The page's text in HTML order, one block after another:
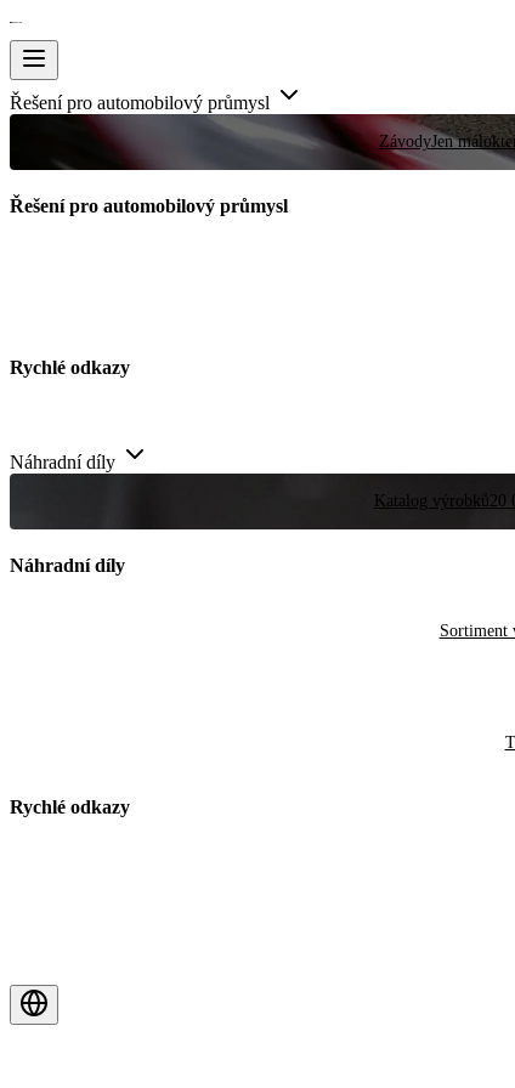
Řešení pro automobilový průmysl
ZávodyJen
Řešení pro automobilový průmysl
Rychlé odkazy
Náhradní díly
Katalog výrobků20
Náhradní díly
Sortiment
Rychlé odkazy